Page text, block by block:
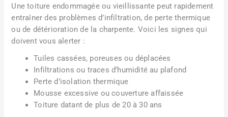
Une toiture endommagée ou vieillissante peut rapidement
entraîner des problèmes d’infiltration, de perte thermique
ou de détérioration de la charpente. Voici les signes qui
doivent vous alerter :
Tuiles cassées, poreuses ou déplacées
Infiltrations ou traces d’humidité au plafond
Perte d’isolation thermique
Mousse excessive ou couverture affaissée
Toiture datant de plus de 20 à 30 ans